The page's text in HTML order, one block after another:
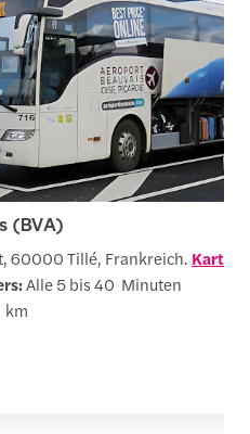
(BVA)
60000 Tillé, Frankreich.
Alle 5 bis 40 Minuten